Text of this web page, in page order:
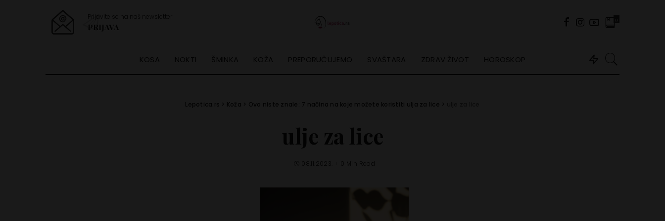
Prijavite se na naš newsletter
PRIJAVA
KOSA NOKTI ŠMINKA KOŽA PREPORUČUJEMO SVAŠTARA ZDRAV ŽIVOT HOROSKOP
Lepotica.rs > Koža > Ovo niste znale: 7 načina na koje možete koristiti ulja za lice >
ulje za lice